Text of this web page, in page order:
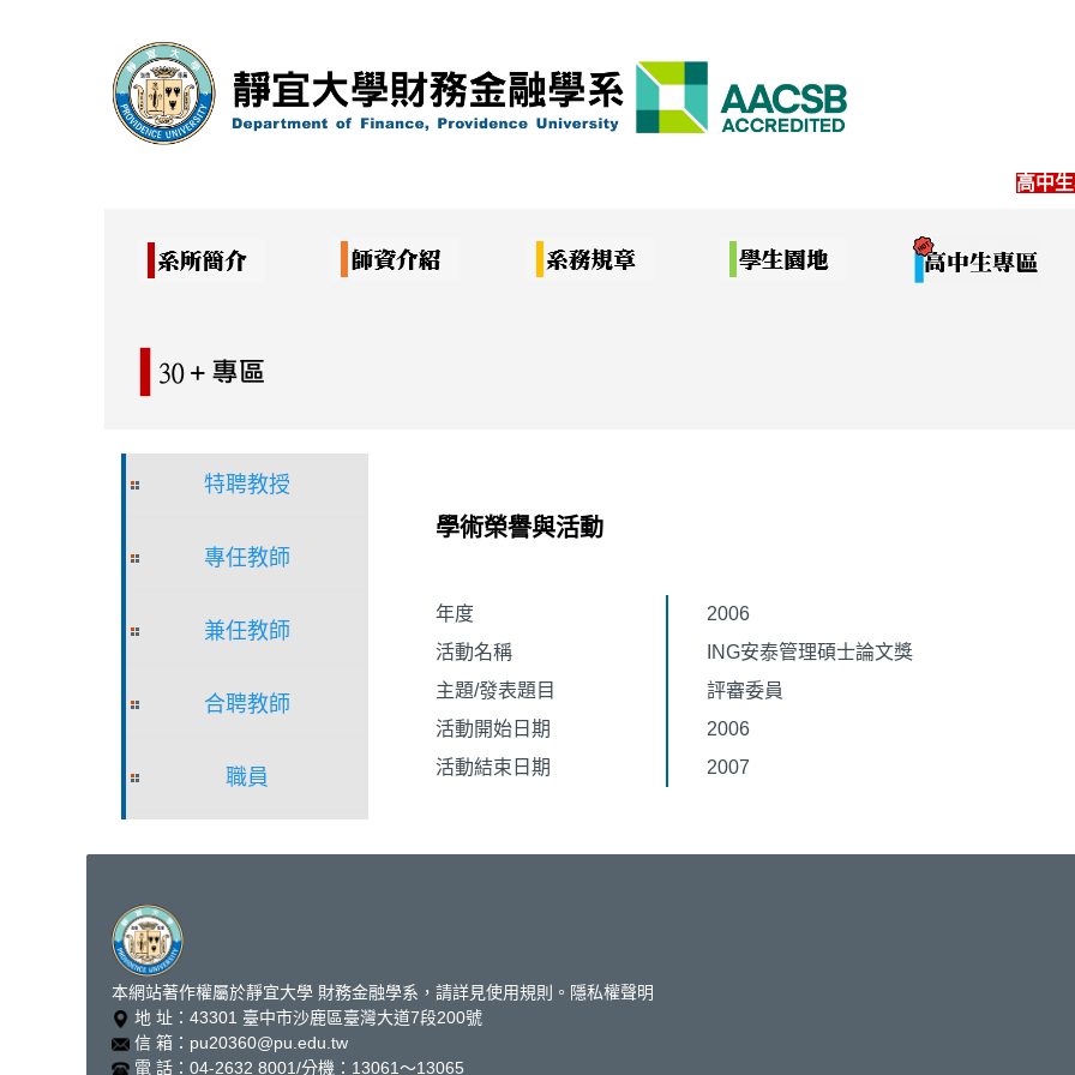
高中
特聘教授
專任教師
兼任教師
合聘教師
職員
學術榮譽與活動
年度
2006
活動名稱
ING安泰管理碩士論文獎
主題/發表題目
評審委員
活動開始日期
2006
活動結束日期
2007
本網站著作權屬於靜宜大學 財務金融學系，請詳見使用規則。 隱私權聲明
地 址：43301 臺中市沙鹿區臺灣大道7段200號
信 箱：pu20360@pu.edu.tw
電 話：04-2632 8001/分機：13061～13065